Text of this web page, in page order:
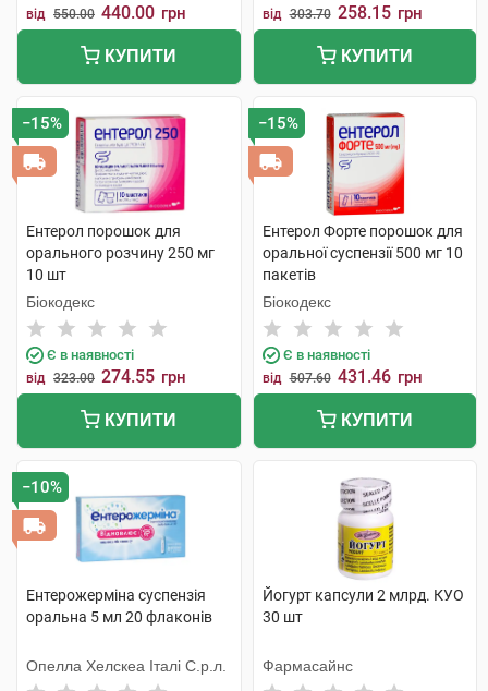
від 550.00 440.00 грн
КУПИТИ
від 303.70 258.15 грн
КУПИТИ
−15%
Ентерол порошок для
орального розчину 250 мг
10 шт
Біокодекс
Є в наявності
від 323.00 274.55 грн
КУПИТИ
−15%
Ентерол Форте порошок для
оральної суспензії 500 мг 10
пакетів
Біокодекс
Є в наявності
від 507.60 431.46 грн
КУПИТИ
−10%
Ентерожерміна суспензія
оральна 5 мл 20 флаконів
Опелла Хелскеа Італі С.р.л.
Йогурт капсули 2 млрд. КУО
30 шт
Фармасайнс